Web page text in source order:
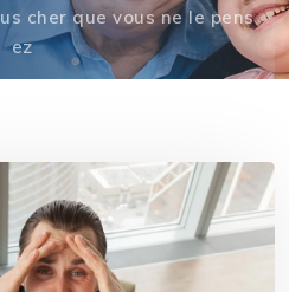
cher que vous ne le pens
ez